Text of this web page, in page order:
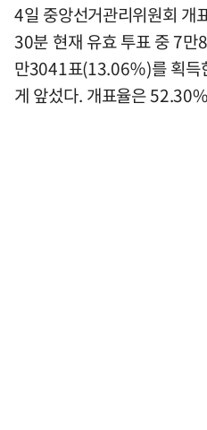
4일 중앙선거관리위원회 개
30분 현재 유효 투표 중 7
만3041표(13.06％)를 획득
게 앞섰다. 개표율은